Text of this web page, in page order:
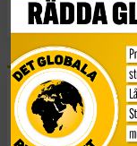
Essä